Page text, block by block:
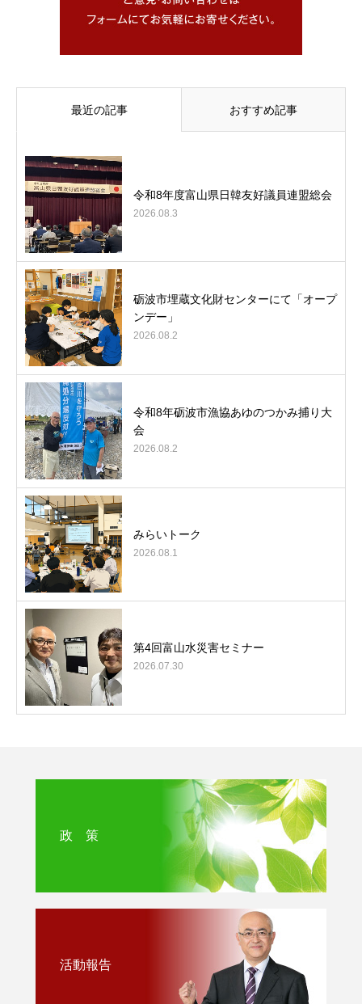
最近の記事 おすすめ記事
令和8年度富山県日韓友好議員連盟総会
2026.08.3
砺波市埋蔵文化財センターにて「オープ
ンデー」
2026.08.2
令和8年砺波市漁協あゆのつかみ捕り大
会
2026.08.2
みらいトーク
2026.08.1
第4回富山水災害セミナー
2026.07.30
政 策
活動報告